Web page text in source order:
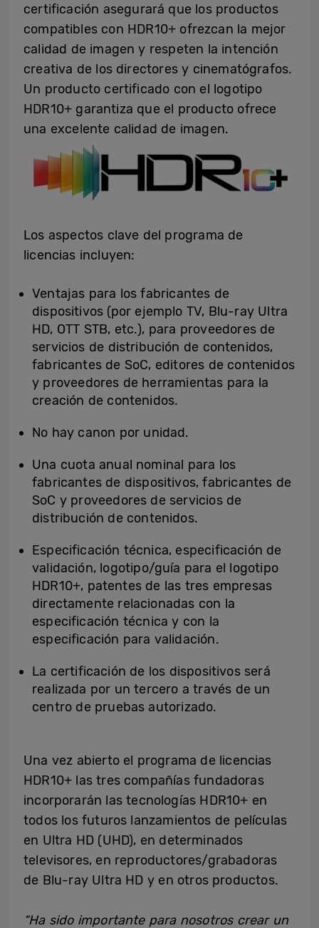
certificación asegurará que los productos
compatibles con HDR10+ ofrezcan la mejor
calidad de imagen y respeten la intención
creativa de los directores y cinematógrafos.
Un producto certificado con el logotipo
HDR10+ garantiza que el producto ofrece
una excelente calidad de imagen.
Los aspectos clave del programa de
licencias incluyen:
Ventajas para los fabricantes de
dispositivos (por ejemplo TV, Blu-ray Ultra
HD, OTT STB, etc.), para proveedores de
servicios de distribución de contenidos,
fabricantes de SoC, editores de contenidos
y proveedores de herramientas para la
creación de contenidos.
No hay canon por unidad.
Una cuota anual nominal para los
fabricantes de dispositivos, fabricantes de
SoC y proveedores de servicios de
distribución de contenidos.
Especificación técnica, especificación de
validación, logotipo/guía para el logotipo
HDR10+, patentes de las tres empresas
directamente relacionadas con la
especificación técnica y con la
especificación para validación.
La certificación de los dispositivos será
realizada por un tercero a través de un
centro de pruebas autorizado.
Una vez abierto el programa de licencias
HDR10+ las tres compañías fundadoras
incorporarán las tecnologías HDR10+ en
todos los futuros lanzamientos de películas
en Ultra HD (UHD), en determinados
televisores, en reproductores/grabadoras
de Blu-ray Ultra HD y en otros productos.
“Ha sido importante para nosotros crear un